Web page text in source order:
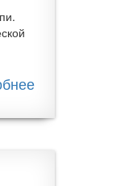
центральному